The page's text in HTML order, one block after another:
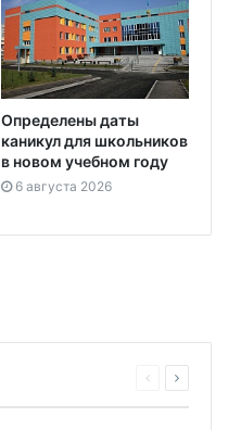
Определены даты
каникул для школьников
в новом учебном году
6 августа 2026